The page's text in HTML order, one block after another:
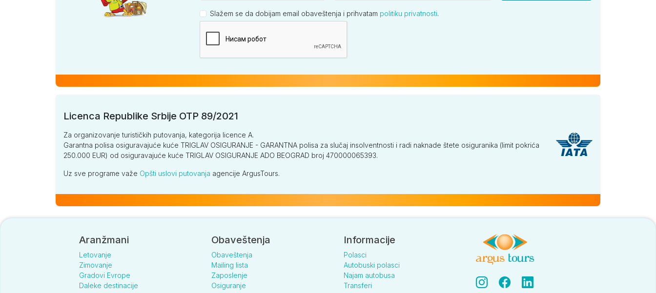
Slažem se da dobijam email obaveštenja i prihvatam politiku privatnosti.
Licenca Republike Srbije OTP 89/2021
Za organizovanje turističkih putovanja, kategorija licence A.
Garantna polisa osiguravajuće kuće TRIGLAV OSIGURANJE - GARANTNA polisa za slučaj insolventnosti i radi naknade štete osiguranika (limit pokrića
250.000 EUR) od osiguravajuće kuće TRIGLAV OSIGURANJE ADO BEOGRAD broj 470000065393.
Uz sve programe važe Opšti uslovi putovanja agencije ArgusTours.
Aranžmani
Letovanje
Zimovanje
Gradovi Evrope
Daleke destinacije
Obaveštenja
Obaveštenja
Mailing lista
Zaposlenje
Osiguranje
Informacije
Polasci
Autobuski polasci
Najam autobusa
Transferi